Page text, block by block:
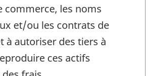
commerce, les noms
et/ou les contrats de
à autoriser des tiers à
ces actifs